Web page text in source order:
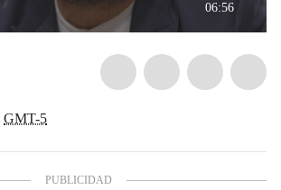
06:56
GMT-5